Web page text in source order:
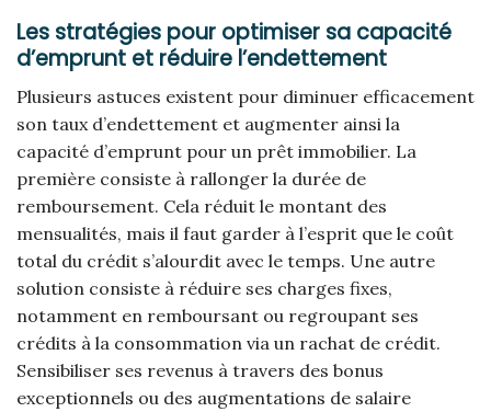
Les stratégies pour optimiser sa capacité
d’emprunt et réduire l’endettement
Plusieurs astuces existent pour diminuer efficacement
son taux d’endettement et augmenter ainsi la
capacité d’emprunt pour un prêt immobilier. La
première consiste à rallonger la durée de
remboursement. Cela réduit le montant des
mensualités, mais il faut garder à l’esprit que le coût
total du crédit s’alourdit avec le temps. Une autre
solution consiste à réduire ses charges fixes,
notamment en remboursant ou regroupant ses
crédits à la consommation via un rachat de crédit.
Sensibiliser ses revenus à travers des bonus
exceptionnels ou des augmentations de salaire